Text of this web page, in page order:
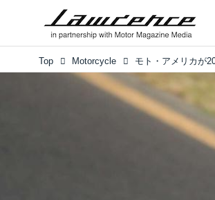
Top Motorcycle